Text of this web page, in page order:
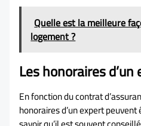
Quelle est la meilleure
logement ?
Les honoraires
En fonction du contrat
honoraires d’un expert